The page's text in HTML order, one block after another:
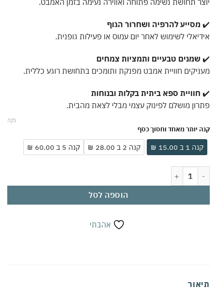
תחושת נשימה פתוחה ואווירה נעימה בזמן האמבט.
מסייע להרפיה ושחרור הגוף
לשימוש לאחר יום עמוס או פעילות גופנית.
שמנים טבעיים ותמציות צמחים
חוויית אמבט מפנקת ותומכים בתחושת רוגע כללית.
חוויית ספא ביתית בקלות ובנוחות
מושלם לפינוק עצמי מבלי לצאת מהבית.
יותר מאחד וחסוך כסף
קנה 2 ב 28.00 ₪ קנה 5 ב 60.00 ₪
מים המלח 300 גרם בריח אקליפטוס | להרפיה עמוקה ושחרור הגוף | מועשר במינרלים ושמנים טבעיים | חוויית ספא בבית
הוספה לסל
אהבתי